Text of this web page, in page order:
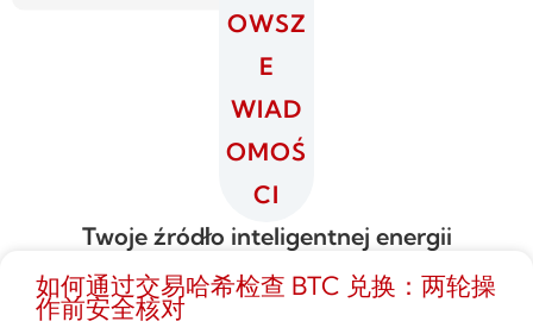
OWSZ
E
WIAD
OMOŚ
CI
Twoje źródło inteligentnej energii
如何通过交易哈希检查 BTC 兑换：两轮操
作前安全核对